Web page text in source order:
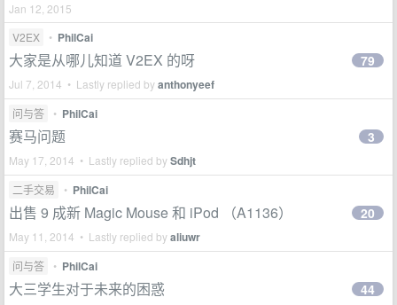
Jan 12, 2015
V2EX
• PhilCai
大家是从哪儿知道 V2EX 的呀
Jul 7, 2014 • Lastly replied byanthonyeef
79
问与答 • PhilCai
赛马问题
May 17, 2014 • Lastly replied bySdhjt
3
二手交易 • PhilCai
出售 9 成新 Magic Mouse 和 iPod （A1136）
May 11, 2014 • Lastly replied byaliuwr
20
问与答 • PhilCai
大三学生对于未来的困惑 44